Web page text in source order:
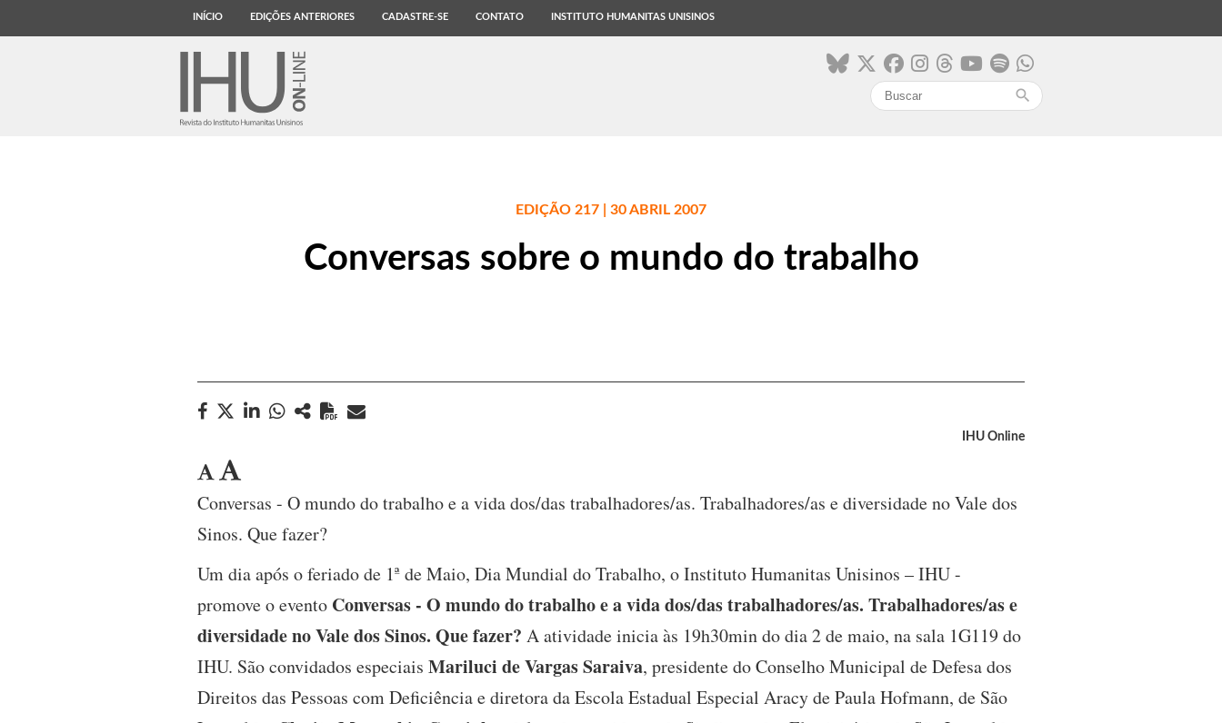
INÍCIO EDIÇÕES ANTERIORES CADASTRE-SE CONTATO INSTITUTO HUMANITAS UNISINOS
search
EDIÇÃO 217 | 30 ABRIL 2007
Conversas sobre o mundo do trabalho
IHU Online
Conversas - O mundo do trabalho e a vida dos/das trabalhadores/as. Trabalhadores/as e diversidade no Vale dos
Sinos. Que fazer?
Um dia após o feriado de 1ª de Maio, Dia Mundial do Trabalho, o Instituto Humanitas Unisinos – IHU -
promove o evento Conversas - O mundo do trabalho e a vida dos/das trabalhadores/as. Trabalhadores/as e
diversidade no Vale dos Sinos. Que fazer? A atividade inicia às 19h30min do dia 2 de maio, na sala 1G119 do
IHU. São convidados especiais Mariluci de Vargas Saraiva, presidente do Conselho Municipal de Defesa dos
Direitos das Pessoas com Deficiência e diretora da Escola Estadual Especial Aracy de Paula Hofmann, de São